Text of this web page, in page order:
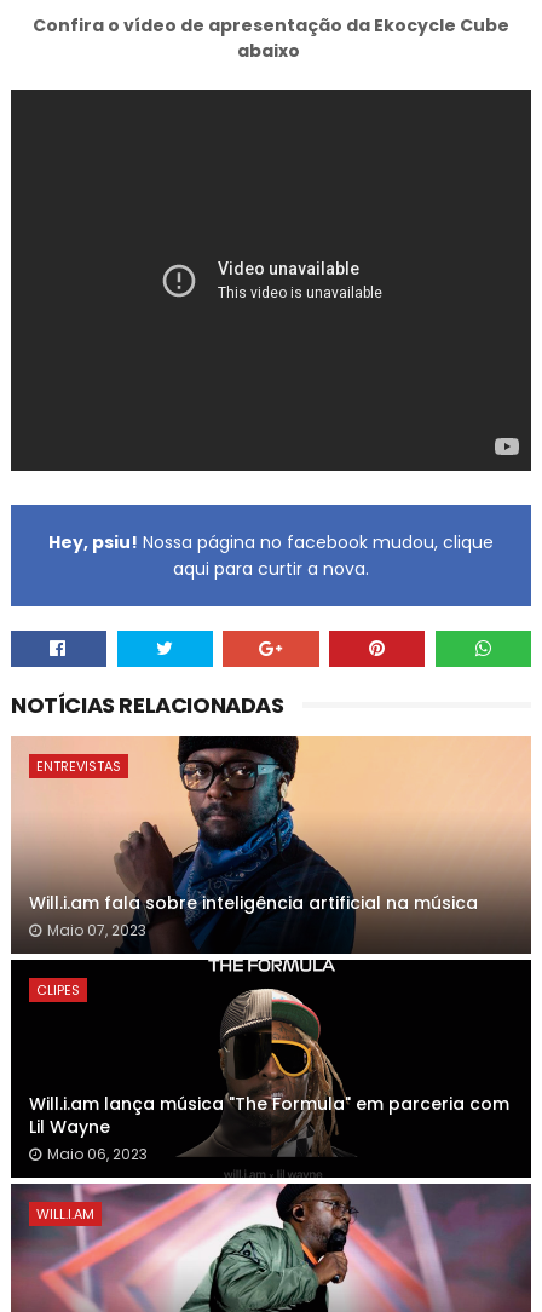
Confira o vídeo de apresentação da Ekocycle Cube
abaixo
Hey, psiu! Nossa página no facebook mudou, clique
aqui para curtir a nova.
NOTÍCIAS RELACIONADAS
ENTREVISTAS
Will.i.am fala sobre inteligência artificial na música
Maio 07, 2023
CLIPES
Will.i.am lança música "The Formula" em parceria com
Lil Wayne
Maio 06, 2023
WILL.I.AM